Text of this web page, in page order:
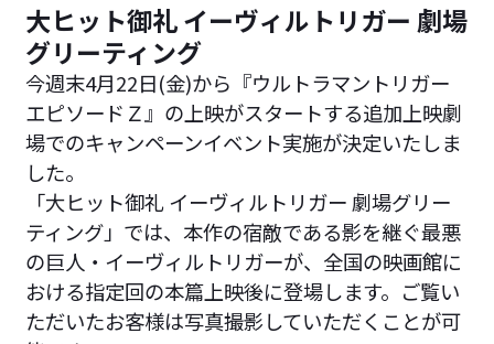
大ヒット御礼 イーヴィルトリガー 劇場
グリーティング
今週末4月22日(金)から『ウルトラマントリガー
エピソードＺ』の上映がスタートする追加上映劇
場でのキャンペーンイベント実施が決定いたしま
した。
「大ヒット御礼 イーヴィルトリガー 劇場グリー
ティング」では、本作の宿敵である影を継ぐ最悪
の巨人・イーヴィルトリガーが、全国の映画館に
おける指定回の本篇上映後に登場します。ご覧い
ただいたお客様は写真撮影していただくことが可